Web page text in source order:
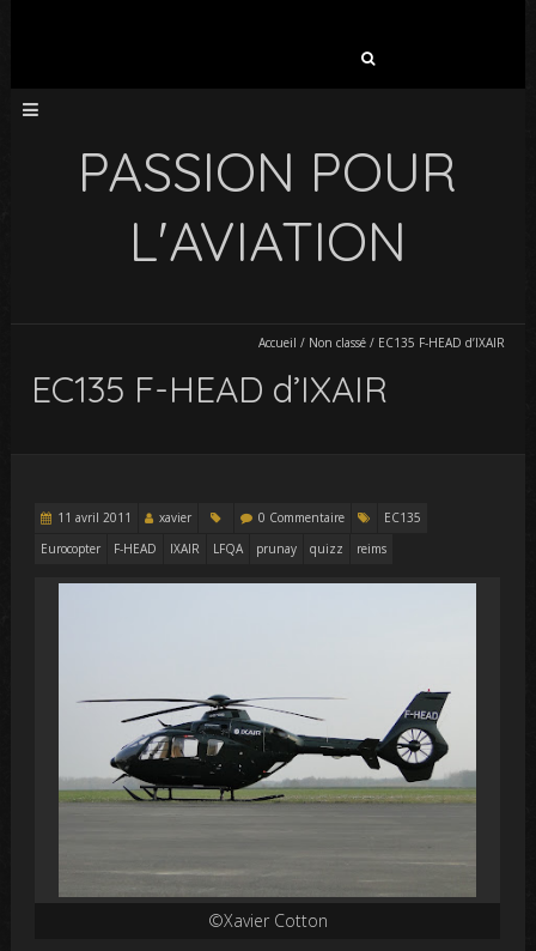
PASSION POUR
L'AVIATION
Accueil / Non classé/ EC135 F-HEAD d’IXAIR
EC135 F-HEAD d’IXAIR
11 avril 2011 xavier 0 Commentaire
EC135
Eurocopter
F-HEAD IXAIR LFQA prunay quizz reims
©Xavier Cotton